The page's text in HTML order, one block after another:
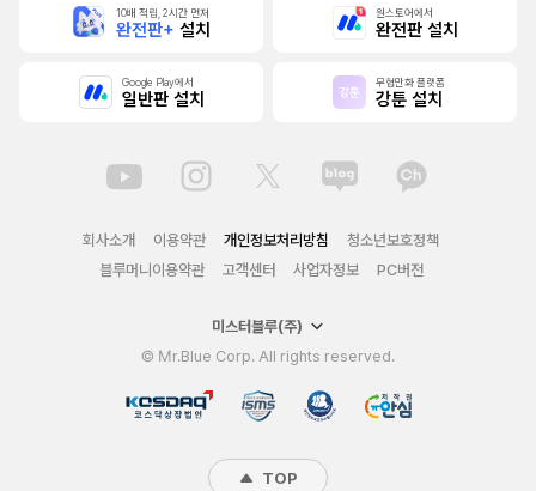
10배 적립, 2시간 먼저
완전판+ 설치
원스토어에서
완전판 설치
Google Play에서
일반판 설치
무협만화 플랫폼
강툰 설치
회사소개 이용약관 개인정보처리방침
청소년보호정책
블루머니이용약관
고객센터 사업자정보 PC버전
미스터블루(주)
© Mr.Blue Corp. All rights reserved.
TOP